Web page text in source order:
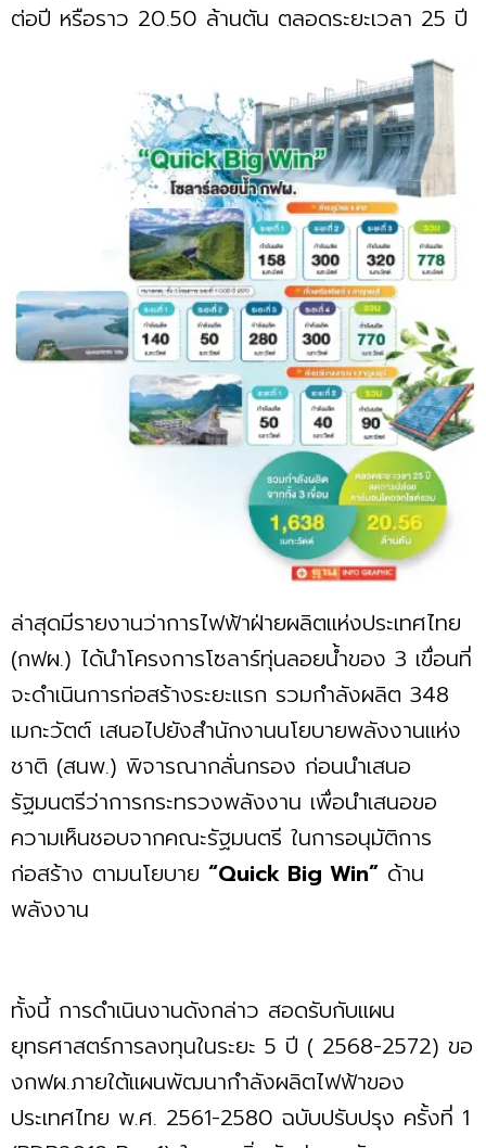
ต่อปี หรือราว 20.50 ล้านตัน ตลอดระยะเวลา 25 ปี
ล่าสุดมีรายงานว่าการไฟฟ้าฝ่ายผลิตแห่งประเทศไทย
(กฟผ.) ได้นำโครงการโซลาร์ทุ่นลอยนํ้าของ 3 เขื่อนที่
จะดำเนินการก่อสร้างระยะแรก รวมกำลังผลิต 348
เมกะวัตต์ เสนอไปยังสำนักงานนโยบายพลังงานแห่ง
ชาติ (สนพ.) พิจารณากลั่นกรอง ก่อนนำเสนอ
รัฐมนตรีว่าการกระทรวงพลังงาน เพื่อนำเสนอขอ
ความเห็นชอบจากคณะรัฐมนตรี ในการอนุมัติการ
ก่อสร้าง ตามนโยบาย “Quick Big Win” ด้าน
พลังงาน
ทั้งนี้ การดำเนินงานดังกล่าว สอดรับกับแผน
ยุทธศาสตร์การลงทุนในระยะ 5 ปี ( 2568-2572) ขอ
งกฟผ.ภายใต้แผนพัฒนากำลังผลิตไฟฟ้าของ
ประเทศไทย พ.ศ. 2561-2580 ฉบับปรับปรุง ครั้งที่ 1